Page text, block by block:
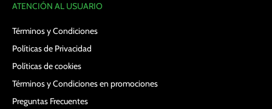
ATENCIÓN AL USUARIO
Términos y Condiciones
Políticas de Privacidad
Políticas de cookies
Términos y Condiciones en promociones
Preguntas Frecuentes